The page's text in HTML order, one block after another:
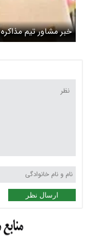
خبر مشاور تیم
فرمانده نیروی
ارسال نظر